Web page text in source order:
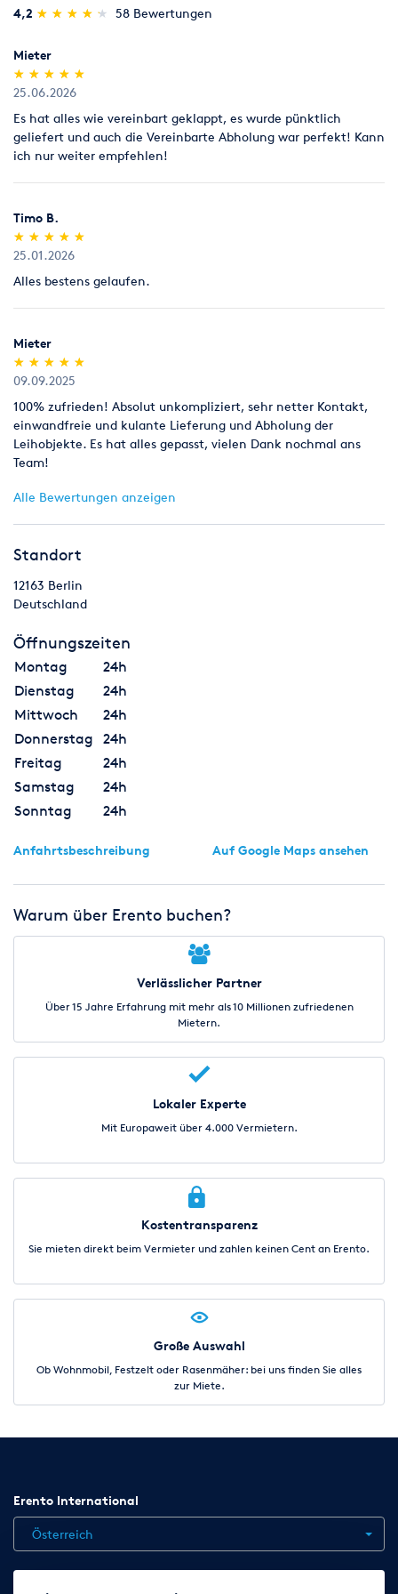
4,2 (*)
★
★
(*) ★
★
(*) ★
★
(*) ★
★
(*) ★
★ 58 Bewertungen
Mieter
(*)
★
★
(*) ★
★
(*) ★
★
(*) ★
★
(*) ★
★
25.06.2026
Es hat alles wie vereinbart geklappt, es wurde pünktlich
geliefert und auch die Vereinbarte Abholung war perfekt! Kann
ich nur weiter empfehlen!
Timo B.
(*)
★
★
(*) ★
★
(*) ★
★
(*) ★
★
(*) ★
★
25.01.2026
Alles bestens gelaufen.
Mieter
(*)
★
★
(*) ★
★
(*) ★
★
(*) ★
★
(*) ★
★
09.09.2025
100% zufrieden! Absolut unkompliziert, sehr netter Kontakt,
einwandfreie und kulante Lieferung und Abholung der
Leihobjekte. Es hat alles gepasst, vielen Dank nochmal ans
Team!
Alle Bewertungen anzeigen
Standort
12163 Berlin
Deutschland
Öffnungszeiten
Montag
24h
Dienstag
24h
Mittwoch
24h
Donnerstag
24h
Freitag
24h
Samstag
24h
Sonntag
24h
Anfahrtsbeschreibung Auf Google Maps ansehen
Warum über Erento buchen?
Verlässlicher Partner
Über 15 Jahre Erfahrung mit mehr als 10 Millionen zufriedenen
Mietern.
Lokaler Experte
Mit Europaweit über 4.000 Vermietern.
Kostentransparenz
Sie mieten direkt beim Vermieter und zahlen keinen Cent an Erento.
Große Auswahl
Ob Wohnmobil, Festzelt oder Rasenmäher: bei uns finden Sie alles
zur Miete.
Erento International
Österreich